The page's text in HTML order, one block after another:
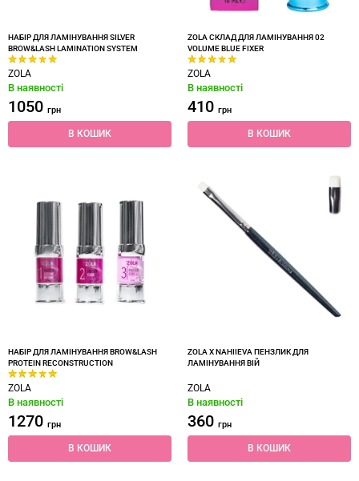
НАБІР ДЛЯ ЛАМІНУВАННЯ SILVER
BROW&LASH LAMINATION SYSTEM
ZOLA
В наявності
1050 грн
В КОШИК
ZOLA СКЛАД ДЛЯ ЛАМІНУВАННЯ 02
VOLUME BLUE FIXER
ZOLA
В наявності
410 грн
В КОШИК
НАБІР ДЛЯ ЛАМІНУВАННЯ BROW&LASH
PROTEIN RECONSTRUCTION
ZOLA
В наявності
1270 грн
В КОШИК
ZOLA X NAHIIEVA ПЕНЗЛИК ДЛЯ
ЛАМІНУВАННЯ ВІЙ
ZOLA
В наявності
360 грн
В КОШИК